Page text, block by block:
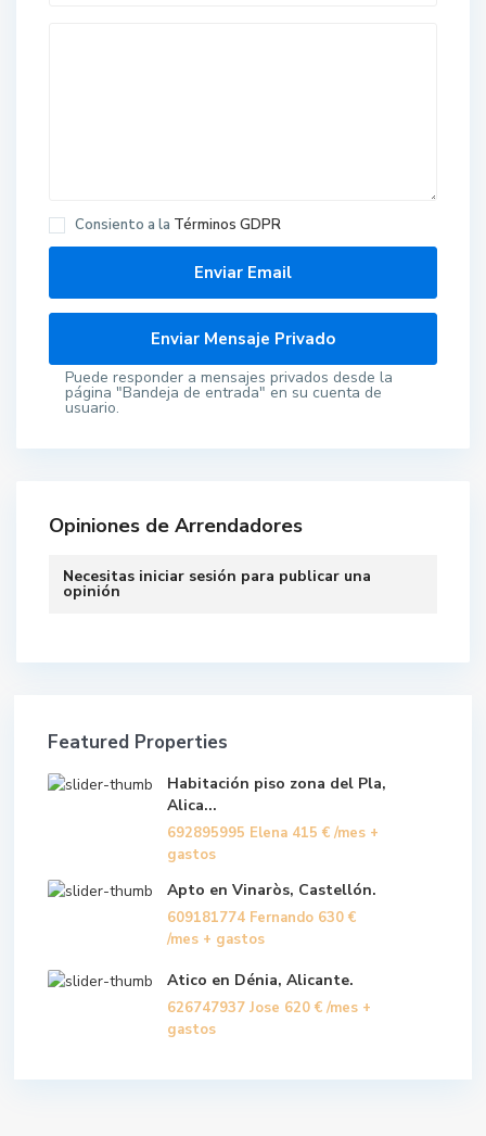
Consiento a la Términos GDPR
Puede responder a mensajes privados desde la
página "Bandeja de entrada" en su cuenta de
usuario.
Opiniones de Arrendadores
Necesitas iniciar sesión para publicar una
opinión
Featured Properties
Habitación piso zona del Pla,
Alica...
692895995 Elena 415 € /mes +
gastos
Apto en Vinaròs, Castellón.
609181774 Fernando 630 €
/mes + gastos
Atico en Dénia, Alicante.
626747937 Jose 620 € /mes +
gastos